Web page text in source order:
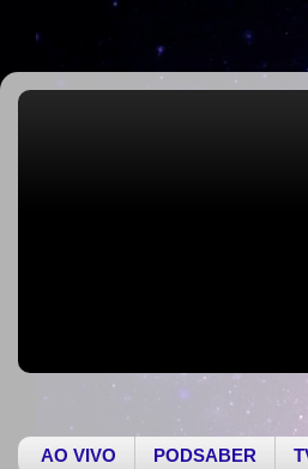
AO VIVO PODSABER